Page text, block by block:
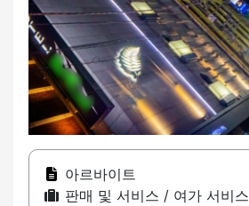
아르바이트
판매 및 서비스 / 여가 서비스